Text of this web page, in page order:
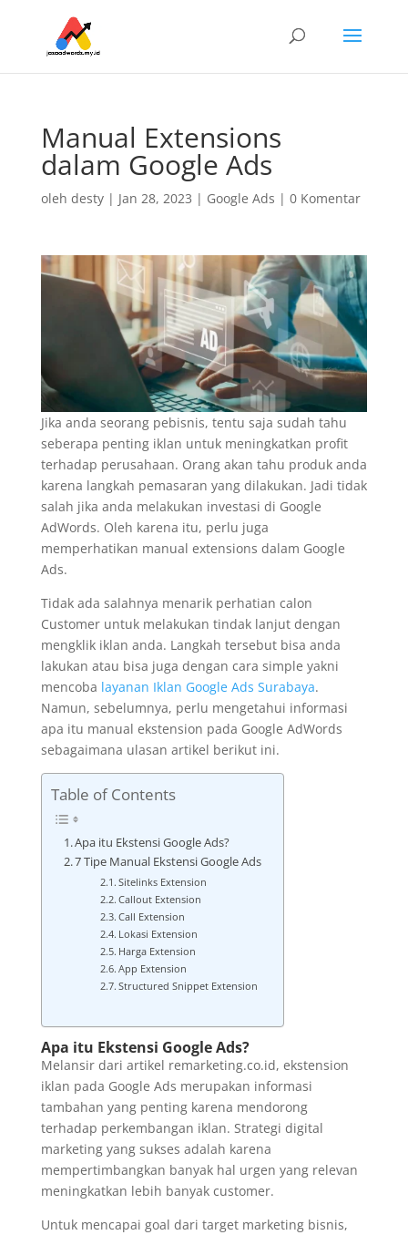
Manual Extensions
dalam Google Ads
oleh desty| Jan 28, 2023 | Google Ads | 0 Komentar
Jika anda seorang pebisnis, tentu saja sudah tahu
seberapa penting iklan untuk meningkatkan profit
terhadap perusahaan. Orang akan tahu produk anda
karena langkah pemasaran yang dilakukan. Jadi tidak
salah jika anda melakukan investasi di Google
AdWords. Oleh karena itu, perlu juga
memperhatikan manual extensions dalam Google
Ads.
Tidak ada salahnya menarik perhatian calon
Customer untuk melakukan tindak lanjut dengan
mengklik iklan anda. Langkah tersebut bisa anda
lakukan atau bisa juga dengan cara simple yakni
mencoba layanan Iklan Google Ads Surabaya.
Namun, sebelumnya, perlu mengetahui informasi
apa itu manual ekstension pada Google AdWords
sebagaimana ulasan artikel berikut ini.
Table of Contents
Apa itu Ekstensi Google Ads?
7 Tipe Manual Ekstensi Google Ads
Sitelinks Extension
Callout Extension
Call Extension
Lokasi Extension
Harga Extension
App Extension
Structured Snippet Extension
Apa itu Ekstensi Google Ads?
Melansir dari artikel remarketing.co.id, ekstension
iklan pada Google Ads merupakan informasi
tambahan yang penting karena mendorong
terhadap perkembangan iklan. Strategi digital
marketing yang sukses adalah karena
mempertimbangkan banyak hal urgen yang relevan
meningkatkan lebih banyak customer.
Untuk mencapai goal dari target marketing bisnis,